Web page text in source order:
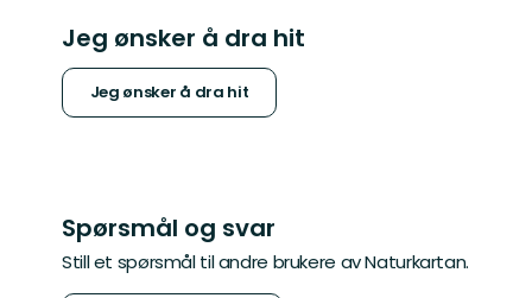
Jeg ønsker å dra hit
Jeg ønsker å dra hit
Spørsmål og svar
Still et spørsmål til andre brukere av Naturkartan.